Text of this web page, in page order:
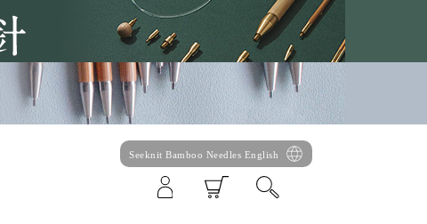
Seeknit Bamboo Needles English